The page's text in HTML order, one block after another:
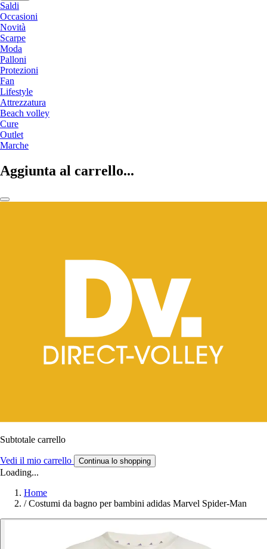
Saldi
Occasioni
Novità
Scarpe
Moda
Palloni
Protezioni
Fan
Lifestyle
Attrezzatura
Beach volley
Cure
Outlet
Marche
Aggiunta al carrello...
Subtotale carrello
Vedi il mio carrello Continua lo shopping
Loading...
Home
/ Costumi da bagno per bambini adidas Marvel Spider-Man